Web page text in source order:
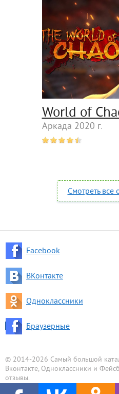
World of
Аркада 2020 г.
Смотреть все
Facebook
ВКонтакте
Одноклассники
Браузерные
© 2014-2026 Самый большой
Вконтакте, Одноклассники и
отзывы.